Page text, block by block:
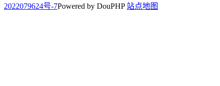
2022079624号-7Powered by DouPHP 站点地图